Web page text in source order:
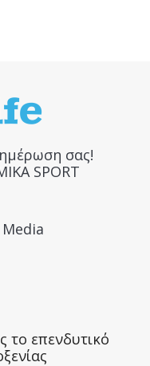
σας!
SPORT
το επενδυτικό